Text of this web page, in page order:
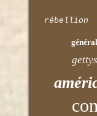
rébellion
général